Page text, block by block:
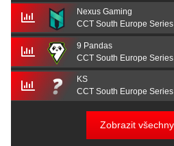
Nexus Gaming
CCT South Europe
9 Pandas
CCT South Europe
KS
CCT South Europe
Zobrazit